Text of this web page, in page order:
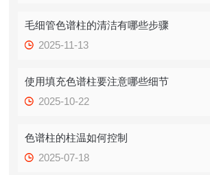
毛细管色谱柱的清洁有哪些步骤
2025-11-13
使用填充色谱柱要注意哪些细节
2025-10-22
色谱柱的柱温如何控制
2025-07-18